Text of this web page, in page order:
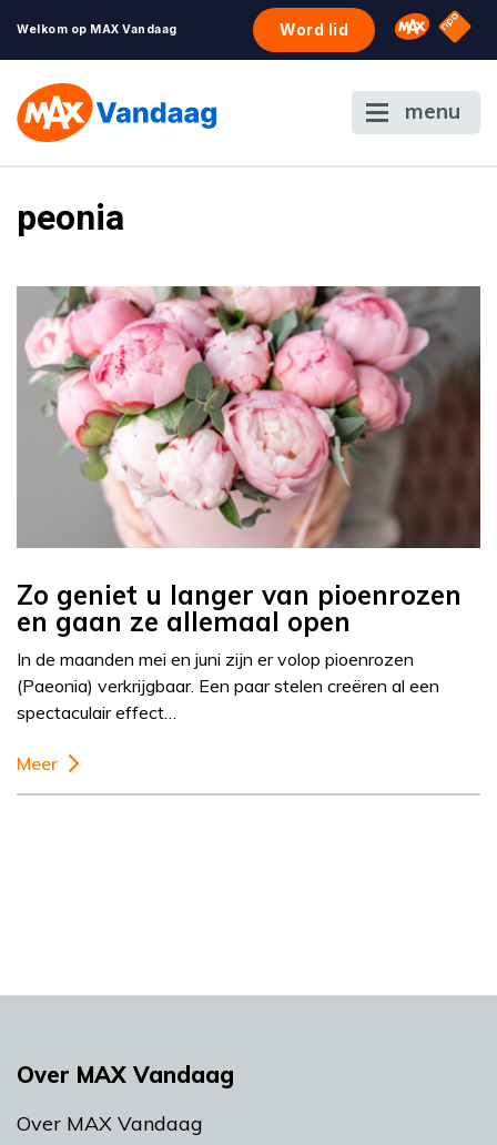
Welkom op MAX Vandaag Word lid Omroep
NPO
menu
peonia
Zo geniet u langer van pioenrozen
en gaan ze allemaal open
In de maanden mei en juni zijn er volop pioenrozen
(Paeonia) verkrijgbaar. Een paar stelen creëren al een
spectaculair effect…
Meer
Over MAX Vandaag
Over MAX Vandaag